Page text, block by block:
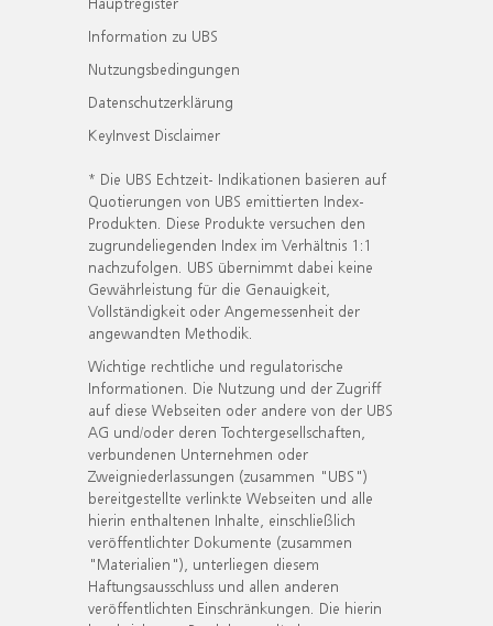
Information zu UBS
Nutzungsbedingungen
Datenschutzerklärung
KeyInvest Disclaimer
* Die UBS Echtzeit- Indikationen basieren auf
Quotierungen von UBS emittierten Index-
Produkten. Diese Produkte versuchen den
zugrundeliegenden Index im Verhältnis 1:1
nachzufolgen. UBS übernimmt dabei keine
Gewährleistung für die Genauigkeit,
Vollständigkeit oder Angemessenheit der
angewandten Methodik.
Wichtige rechtliche und regulatorische
Informationen. Die Nutzung und der Zugriff
auf diese Webseiten oder andere von der UBS
AG und/oder deren Tochtergesellschaften,
verbundenen Unternehmen oder
Zweigniederlassungen (zusammen "UBS")
bereitgestellte verlinkte Webseiten und alle
hierin enthaltenen Inhalte, einschließlich
veröffentlichter Dokumente (zusammen
"Materialien"), unterliegen diesem
Haftungsausschluss und allen anderen
veröffentlichten Einschränkungen. Die hierin